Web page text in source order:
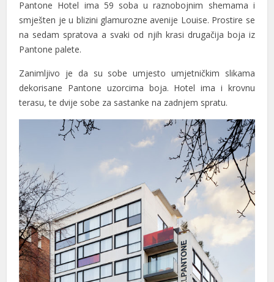
Pantone Hotel ima 59 soba u raznobojnim shemama i
smješten je u blizini glamurozne avenije Louise. Prostire se
na sedam spratova a svaki od njih krasi drugačija boja iz
Pantone palete.
Zanimljivo je da su sobe umjesto umjetničkim slikama
dekorisane Pantone uzorcima boja. Hotel ima i krovnu
terasu, te dvije sobe za sastanke na zadnjem spratu.